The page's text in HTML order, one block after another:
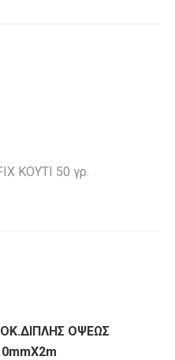
ΚΟΥΤΙ 50 γρ.
ΟΨΕΩΣ